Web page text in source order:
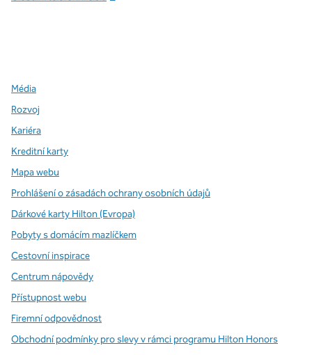
Média
Rozvoj
Kariéra
Kreditní karty
Mapa webu
Prohlášení o zásadách ochrany osobních údajů
Dárkové karty Hilton (Evropa)
Pobyty s domácím mazlíčkem
Cestovní inspirace
Centrum nápovědy
Přístupnost webu
Firemní odpovědnost
Obchodní podmínky pro slevy v rámci programu Hilton Honors